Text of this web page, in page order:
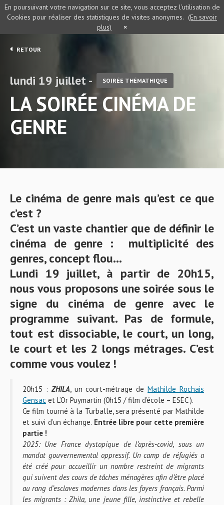
RETOUR
lundi 19 juillet - SOIRÉE THÉMATHIQUE
LA SOIRÉE CINÉMA DE
GENRE
Le cinéma de genre mais qu’est ce que
c’est ?
C’est un vaste chantier que de définir le
cinéma de genre : multiplicité des
genres, concept flou…
Lundi 19 juillet, à partir de 20h15,
nous vous proposons une soirée sous le
signe du cinéma de genre avec le
programme suivant. Pas de formule,
tout est dissociable, le court, un long,
le court et les 2 longs métrages. C’est
comme vous voulez !
20h15 : ZHILA, un court-métrage deMathilde Rochais
Gensac et L’Or Puymartin (0h15 / film d’école – ESEC ).
Ce film tourné à la Turballe, sera présenté par Mathilde
et suivi d’un échange. Entrée libre pour cette première
partie !
2025: Une France dystopique de l’après-covid, sous un
mandat gouvernemental oppressif. Un camp de réfugiés a
été créé pour accueillir un nombre restreint de migrants
qui suivent des cours de tâches ménagères afin d’être placé
au rang d’esclaves modernes dans les foyers français. Parmi
les migrants : Zhila, une jeune fille, instinctive et rebelle
En poursuivant votre navigation sur ce site, vous acceptez l’utilisation de
Cookies pour réaliser des statistiques de visites anonymes. (En savoir
plus)
×